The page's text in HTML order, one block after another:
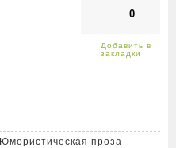
0
Юмористическая проза